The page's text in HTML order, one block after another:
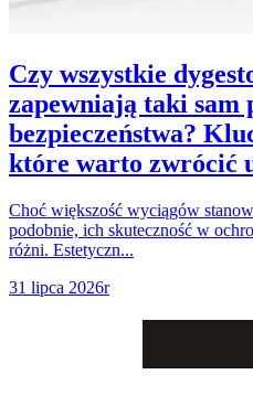
Czy wszystkie
zapewniają taki sam
bezpieczeństwa?
które warto zwrócić
Choć większość wyciągów
podobnie, ich skuteczność w
różni. Estetyczn...
31 lipca 2026r